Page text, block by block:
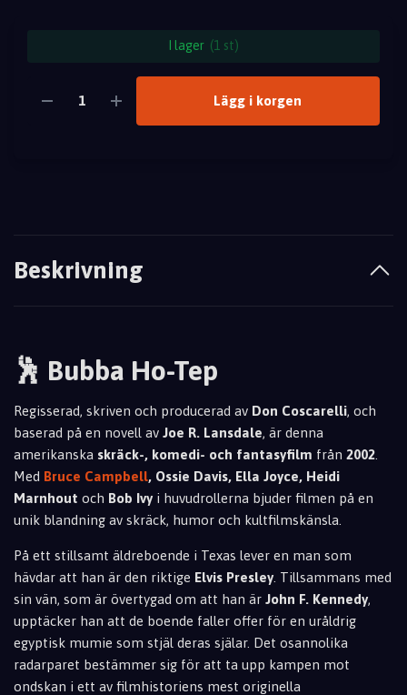
I lager (1 st)
Lägg i korgen
Beskrivning
🕺 Bubba Ho-Tep
Regisserad, skriven och producerad av Don Coscarelli, och
baserad på en novell av Joe R. Lansdale, är denna
amerikanska skräck-, komedi- och fantasyfilm från 2002
Med Bruce Campbell, Ossie Davis, Ella Joyce, Heidi
Marnhout och Bob Ivy i huvudrollerna bjuder filmen på en
unik blandning av skräck, humor och kultfilmskänsla.
På ett stillsamt äldreboende i Texas lever en man som
hävdar att han är den riktige Elvis Presley . Tillsammans med
sin vän, som är övertygad om att han är John F. Kennedy,
upptäcker han att de boende faller offer för en uråldrig
egyptisk mumie som stjäl deras själar. Det osannolika
radarparet bestämmer sig för att ta upp kampen mot
ondskan i ett av filmhistoriens mest originella